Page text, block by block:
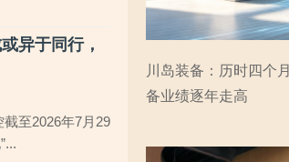
异于同行，
至2026年7月29
川岛装备：历时四个
备业绩逐年走高